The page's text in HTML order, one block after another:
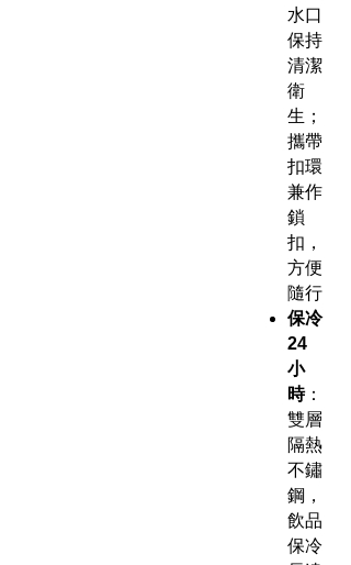
水口
保持
清潔
衛
生；
攜帶
扣環
兼作
鎖
扣，
方便
隨行
保冷
24
小
時：
雙層
隔熱
不鏽
鋼，
飲品
保冷